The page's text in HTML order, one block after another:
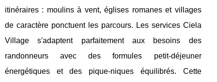
itinéraires : moulins à vent, églises romanes et villages
de caractère ponctuent les parcours. Les services Ciela
Village s'adaptent parfaitement aux besoins des
randonneurs avec des formules petit-déjeuner
énergétiques et des pique-niques équilibrés. Cette